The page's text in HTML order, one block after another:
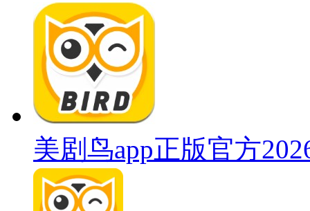
美剧鸟app正版官方